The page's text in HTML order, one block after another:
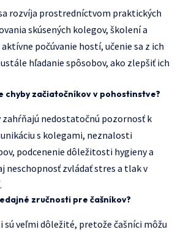
rozvíja prostredníctvom praktických
skúsených kolegov, školení a
počúvanie hostí, učenie sa z ich
hľadanie spôsobov, ako zlepšiť ich
chyby začiatočníkov v pohostinstve?
zahŕňajú nedostatočnú pozornosť k
s kolegami, neznalosti
podcenenie dôležitosti hygieny a
neschopnosť zvládať stres a tlak v
zručnosti pre čašníkov?
sú veľmi dôležité, pretože čašníci môžu